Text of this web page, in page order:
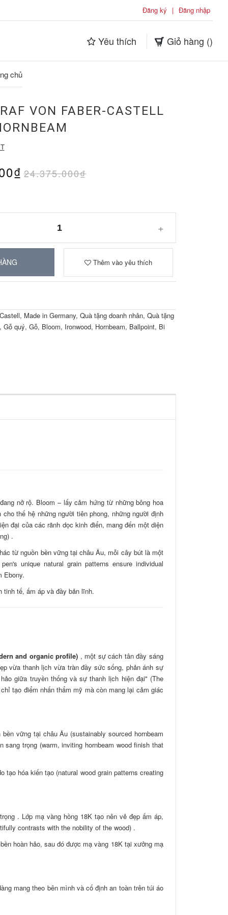
Đăng ký | Đăng nhập
Yêu thích Giỏ hàng ()
chủ
VON FABER-CASTELL
24.375.000₫
+
Thêm vào yêu thích
, Made in Germany, Quà tặng doanh nhân, Quà tặng
Gỗ quý, Gỗ, Bloom, Ironwood, Hornbeam, Ballpoint, Bi
nở rộ. Bloom – lấy cảm hứng từ những bông hoa
thế hệ những người tiên phong, những người định
đại của các rãnh dọc kinh điển, mang đến một diện
.
từ nguồn bền vững tại châu Âu, mỗi cây bút là một
unique natural grain patterns ensure individual
Ebony.
tinh tế, ấm áp và đầy bản lĩnh.
and organic profile) , một sự cách tân đầy sáng
vừa thanh lịch vừa tràn đầy sức sống, phản ánh sự
giữa truyền thống và sự thanh lịch hiện đại" (The
tạo điểm nhấn thẩm mỹ mà còn mang lại cảm giác
vững tại châu Âu (sustainably sourced hornbeam
trọng (warm, inviting hornbeam wood finish that
hóa kiến tạo (natural wood grain patterns creating
. Lớp mạ vàng hồng 18K tạo nên vẻ đẹp ấm áp,
contrasts with the nobility of the wood) .
hoàn hảo, sau đó được mạ vàng 18K tại xưởng mạ
mang theo bên mình và cố định an toàn trên túi áo